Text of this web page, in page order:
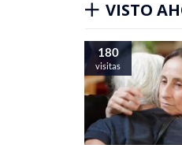
VISTO
180
visitas